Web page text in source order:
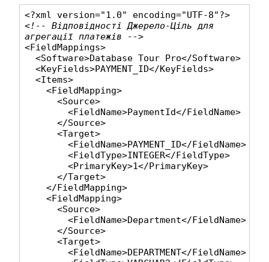
<!-- Відповідності Джерело-Ціль для
агрегації платежів -->
<FieldMappings>
<Software>Database Tour Pro</Software>
<KeyFields>PAYMENT_ID</KeyFields>
<Items>
<FieldMapping>
<Source>
<FieldName>PaymentId</FieldName>
</Source>
<Target>
<FieldName>PAYMENT_ID</FieldName>
<FieldType>INTEGER</FieldType>
<PrimaryKey>1</PrimaryKey>
</Target>
</FieldMapping>
<FieldMapping>
<Source>
<FieldName>Department</FieldName>
</Source>
<Target>
<FieldName>DEPARTMENT</FieldName>